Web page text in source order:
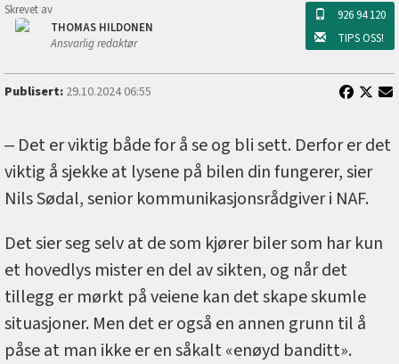
Skrevet av
THOMAS HILDONEN
Ansvarlig redaktør
926 94 120
TIPS OSS!
Publisert:29.10.2024 06:55
‒ Det er viktig både for å se og bli sett. Derfor er det
viktig å sjekke at lysene på bilen din fungerer, sier
Nils Sødal, senior kommunikasjonsrådgiver i NAF.
Det sier seg selv at de som kjører biler som har kun
et hovedlys mister en del av sikten, og når det
tillegg er mørkt på veiene kan det skape skumle
situasjoner. Men det er også en annen grunn til å
påse at man ikke er en såkalt «enøyd banditt».